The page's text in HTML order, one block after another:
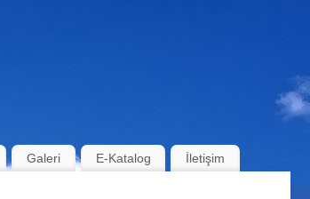
Galeri E-Katalog İletişim